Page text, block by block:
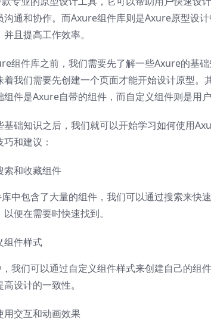
沟通和协作。而Axure组件库则是Axure原型设
且提高工作效率。
组件库之前，我们需要先了解一些Axure的基
着我们需要先创建一个页面才能开始设计原型
组件是Axure自带的组件，而自定义组件则是用户
基础知识之后，我们就可以开始学习如何使用
和建议：
索和收藏组件
中包含了大量的组件，我们可以通过搜索来快
便在需要时快速找到。
组件样式
我们可以通过自定义组件样式来创建自己的组
设计的一致性。
用交互和动画效果